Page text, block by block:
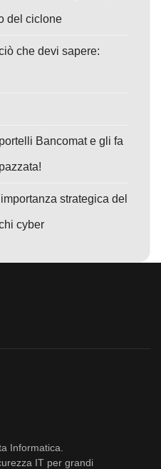
del ciclone
che devi sapere:
Bancomat e gli fa
strategica del
cyber
Informatica.
IT per grandi